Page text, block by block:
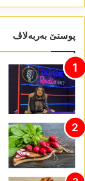
پوستێ بەربەلاڤ